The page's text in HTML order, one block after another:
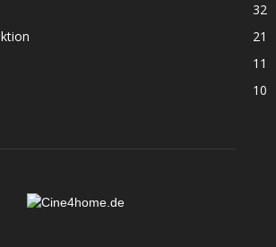
32
21
11
10